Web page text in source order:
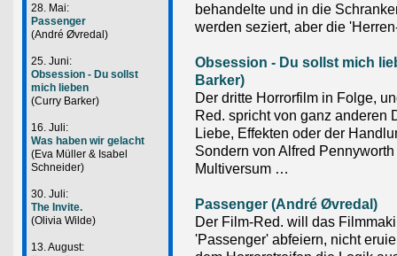
28. Mai:
Passenger
(André Øvredal)
25. Juni:
Obsession - Du sollst
mich lieben
(Curry Barker)
16. Juli:
Was haben wir gelacht
(Eva Müller & Isabel
Schneider)
30. Juli:
The Invite.
(Olivia Wilde)
13. August:
behandelte und in die
werden seziert, aber die
Obsession - Du sollst mich
Barker)
Der dritte Horrorfilm in Folge,
Red. spricht von ganz anderen
Liebe, Effekten oder der
Sondern von Alfred
Multiversum …
Passenger (André Øvredal)
Der Film-Red. will das
'Passenger' abfeiern, nicht